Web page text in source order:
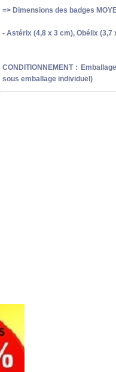
=> Dimensions des badges
- Astérix (4,8 x 3 cm), Obélix (3,7
CONDITIONNEMENT :
sous emballage individuel)